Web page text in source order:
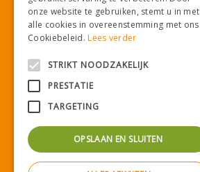
Betaalinformatie
onze website te gebruiken, stemt u in met
alle cookies in overeenstemming met ons
Cookiebeleid.Lees verder
STRIKT NOODZAKELIJK
PRESTATIE
TARGETING
OPSLAAN EN SLUITEN